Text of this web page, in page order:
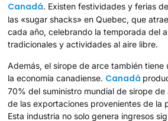
Canadá. Existen festividades y ferias
las «sugar shacks» en Quebec, que
cada año, celebrando la temporada del
tradicionales y actividades al aire libre.
Además, el sirope de arce también
la economía canadiense. Canadá
70% del suministro mundial de sirope de
de las exportaciones provenientes de la
Esta industria no solo genera ingresos